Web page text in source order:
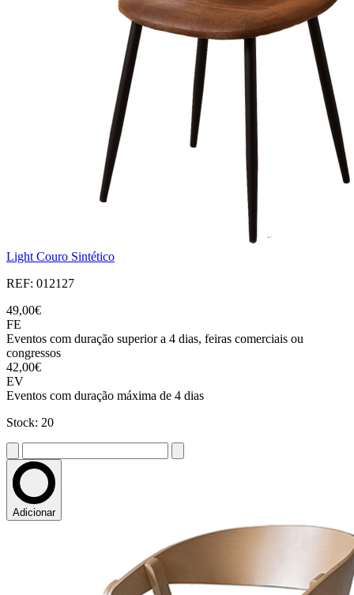
Light Couro Sintético
REF: 012127
49,00€
FE
Eventos com duração superior a 4 dias, feiras comerciais ou
congressos
42,00€
EV
Eventos com duração máxima de 4 dias
Stock: 20
Adicionar